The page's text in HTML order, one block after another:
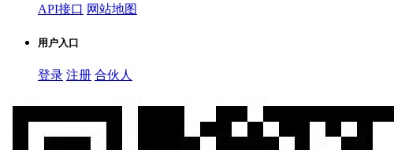
API接口 网站地图
用户入口
登录 注册 合伙人